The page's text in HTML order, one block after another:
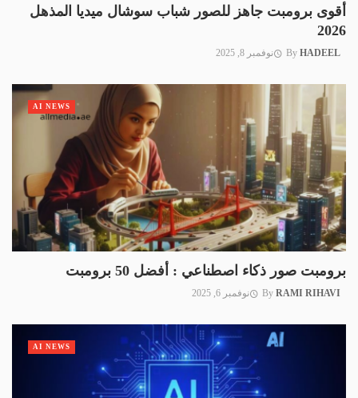
أقوى برومبت جاهز للصور شباب سوشال ميديا المذهل
2026
By HADEEL نوفمبر 8, 2025
برومبت صور ذكاء اصطناعي : أفضل 50 برومبت
By RAMI RIHAVI نوفمبر 6, 2025
AI NEWS
AI NEWS